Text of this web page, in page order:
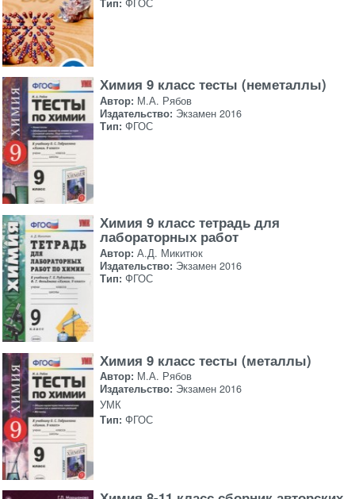
Тип: ФГОС
Химия 9 класс тесты (неметаллы)
Автор: М.А. Рябов
Издательство: Экзамен 2016
Тип: ФГОС
Химия 9 класс тетрадь для
лабораторных работ
Автор: А.Д. Микитюк
Издательство: Экзамен 2016
Тип: ФГОС
Химия 9 класс тесты (металлы)
Автор: М.А. Рябов
Издательство: Экзамен 2016
УМК
Тип: ФГОС